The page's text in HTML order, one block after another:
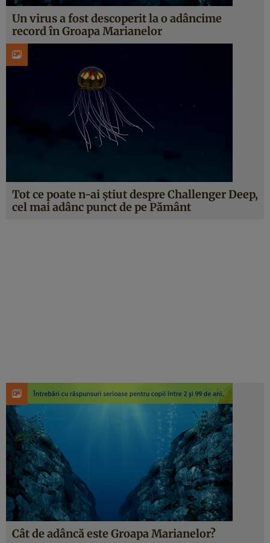
Un virus a fost descoperit la o adâncime
record în Groapa Marianelor
Tot ce poate n-ai știut despre Challenger Deep,
cel mai adânc punct de pe Pământ
Cât de adâncă este Groapa Marianelor?